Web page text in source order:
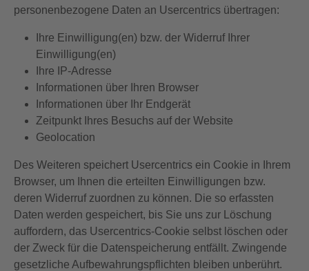
personenbezogene Daten an Usercentrics übertragen:
Ihre Einwilligung(en) bzw. der Widerruf Ihrer
Einwilligung(en)
Ihre IP-Adresse
Informationen über Ihren Browser
Informationen über Ihr Endgerät
Zeitpunkt Ihres Besuchs auf der Website
Geolocation
Des Weiteren speichert Usercentrics ein Cookie in Ihrem
Browser, um Ihnen die erteilten Einwilligungen bzw.
deren Widerruf zuordnen zu können. Die so erfassten
Daten werden gespeichert, bis Sie uns zur Löschung
auffordern, das Usercentrics-Cookie selbst löschen oder
der Zweck für die Datenspeicherung entfällt. Zwingende
gesetzliche Aufbewahrungspflichten bleiben unberührt.